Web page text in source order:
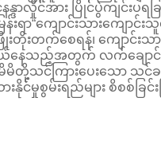
နန္ဒာလှိုင်အား ပြိုင်ပွဲကျင်းပ
ြန်းရာ“ကျောင်းသားကျောင်း
တိုးတက်စေရန်၊ ကျောင်းသာ
ယ်နေသည့်အတွက် လက်ချောင်း
တို့သင်ကြားပေးသော သင်ခန်
မှုစွမ်းရည်များ စိစစ်ခြင်းဖ